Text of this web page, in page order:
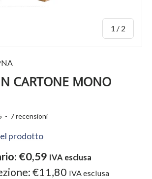
1 / di
2
CARTONE MONO
- 7recensioni
prodotto
€0,59 IVA esclusa
€11,80 IVA esclusa